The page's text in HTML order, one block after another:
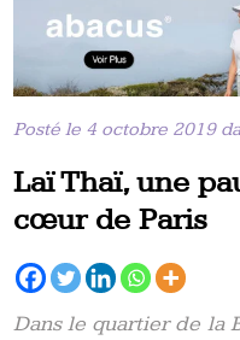
Posté le 4 octobre 2019
Laï Thaï, une
cœur de Paris
Dans le quartier de la